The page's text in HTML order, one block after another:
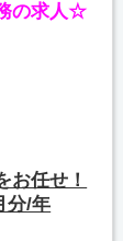
の求人☆
任せ！
分/年